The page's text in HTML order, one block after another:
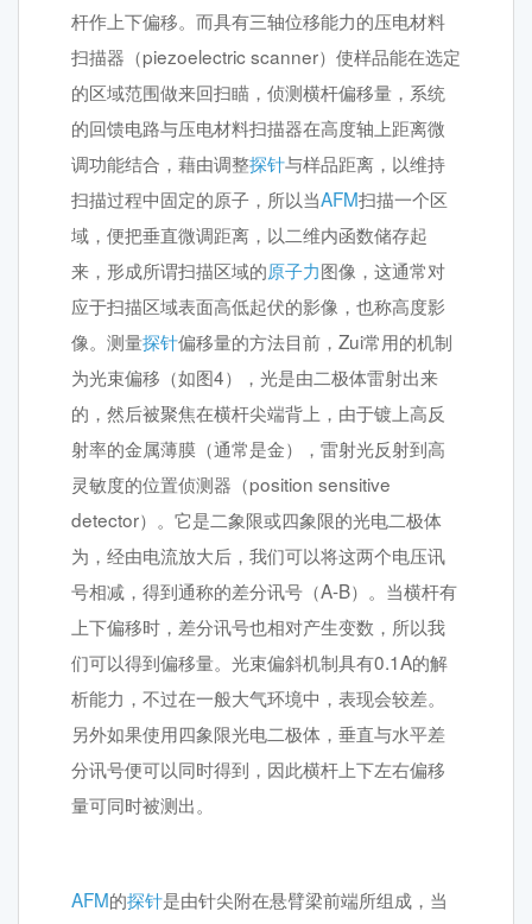
杆作上下偏移。而具有三轴位移能力的压电材料
扫描器（piezoelectric scanner）使样品能在选定
的区域范围做来回扫瞄，侦测横杆偏移量，系统
的回馈电路与压电材料扫描器在高度轴上距离微
调功能结合，藉由调整探针与样品距离，以维持
扫描过程中固定的原子，所以当AFM扫描一个区
域，便把垂直微调距离，以二维内函数储存起
来，形成所谓扫描区域的原子力图像，这通常对
应于扫描区域表面高低起伏的影像，也称高度影
像。测量探针偏移量的方法目前，Zui常用的机制
为光束偏移（如图4），光是由二极体雷射出来
的，然后被聚焦在横杆尖端背上，由于镀上高反
射率的金属薄膜（通常是金），雷射光反射到高
灵敏度的位置侦测器（position sensitive
detector）。它是二象限或四象限的光电二极体
为，经由电流放大后，我们可以将这两个电压讯
号相减，得到通称的差分讯号（A-B）。当横杆有
上下偏移时，差分讯号也相对产生变数，所以我
们可以得到偏移量。光束偏斜机制具有0.1A的解
析能力，不过在一般大气环境中，表现会较差。
另外如果使用四象限光电二极体，垂直与水平差
分讯号便可以同时得到，因此横杆上下左右偏移
量可同时被测出。
AFM的探针是由针尖附在悬臂梁前端所组成，当